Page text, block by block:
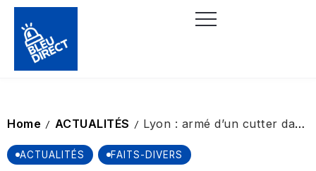
Home / ACTUALITÉS / Lyon : armé d’un cutter dans le tram T1, un homme interpellé à la Guillotière
ACTUALITÉS FAITS-DIVERS